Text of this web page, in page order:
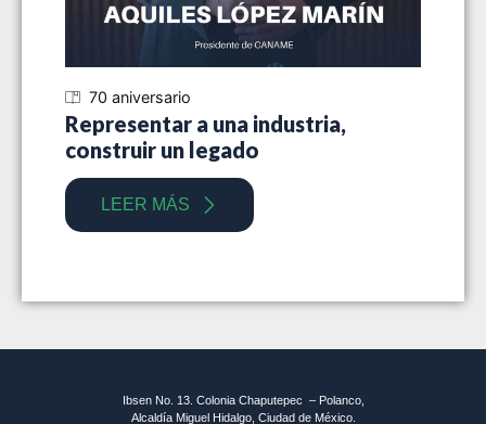
70 aniversario
Representar a una industria,
construir un legado
LEER MÁS
Ibsen No. 13. Colonia Chaputepec – Polanco,
Alcaldía Miguel Hidalgo, Ciudad de México.